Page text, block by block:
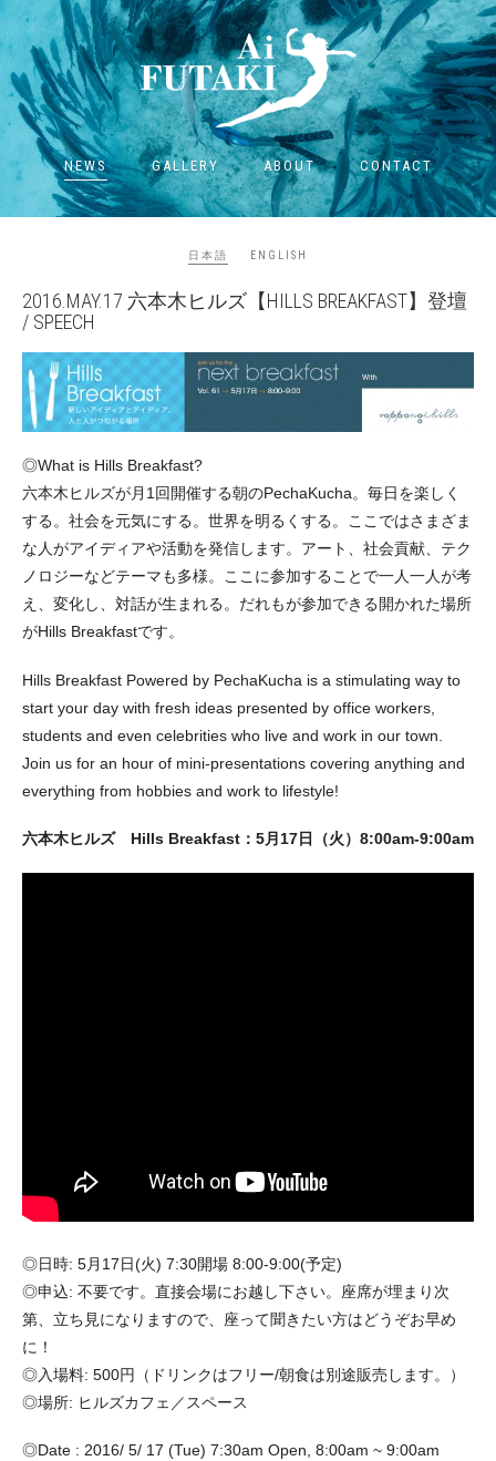
NEWS GALLERY ABOUT CONTACT
日本語 ENGLISH
2016.MAY.17 六本木ヒルズ【HILLS BREAKFAST】登壇
/ SPEECH
◎What is Hills Breakfast?
六本木ヒルズが月1回開催する朝のPechaKucha。毎日を楽しく
する。社会を元気にする。世界を明るくする。ここではさまざま
な人がアイディアや活動を発信します。アート、社会貢献、テク
ノロジーなどテーマも多様。ここに参加することで一人一人が考
え、変化し、対話が生まれる。だれもが参加できる開かれた場所
がHills Breakfastです。
Hills Breakfast Powered by PechaKucha is a stimulating way to
start your day with fresh ideas presented by office workers,
students and even celebrities who live and work in our town.
Join us for an hour of mini-presentations covering anything and
everything from hobbies and work to lifestyle!
六本木ヒルズ Hills Breakfast：5月17日（火）8:00am-9:00am
◎日時: 5月17日(火) 7:30開場 8:00-9:00(予定)
◎申込: 不要です。直接会場にお越し下さい。座席が埋まり次
第、立ち見になりますので、座って聞きたい方はどうぞお早め
に！
◎入場料: 500円（ドリンクはフリー/朝食は別途販売します。）
◎場所: ヒルズカフェ／スペース
◎Date : 2016/ 5/ 17 (Tue) 7:30am Open, 8:00am ~ 9:00am